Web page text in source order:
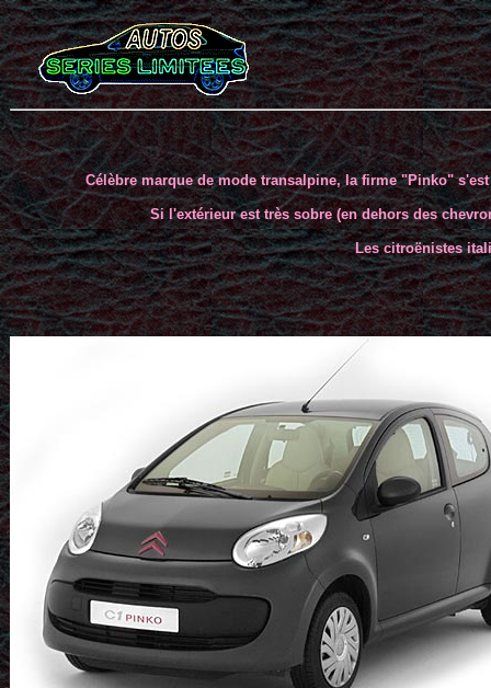
Célèbre marque de mode transalpine, la firme "Pinko"
Si l'extérieur est très sobre (en dehors des
Les citroënistes